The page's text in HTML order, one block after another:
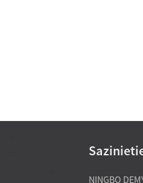
NINGBO